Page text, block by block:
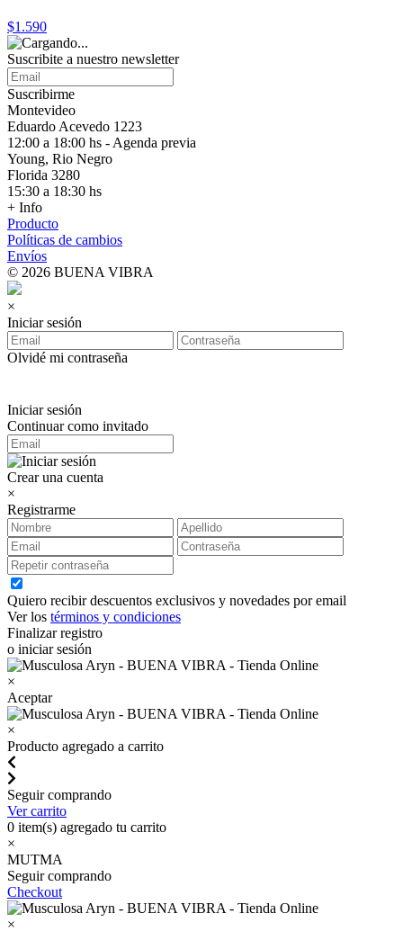
$1.590
Suscribite a nuestro newsletter
Suscribirme
Montevideo
Eduardo Acevedo 1223
12:00 a 18:00 hs - Agenda previa
Young, Rio Negro
Florida 3280
15:30 a 18:30 hs
+ Info
Producto
Políticas de cambios
Envíos
© 2026 BUENA VIBRA
×
Iniciar sesión
Olvidé mi contraseña
Iniciar sesión
Continuar como invitado
Crear una cuenta
×
Registrarme
Quiero recibir descuentos exclusivos y novedades por email
Ver los términos y condiciones
Finalizar registro
o iniciar sesión
×
Aceptar
×
Producto agregado a carrito
Seguir comprando
Ver carrito
0 item(s) agregado tu carrito
×
MUTMA
Seguir comprando
Checkout
×